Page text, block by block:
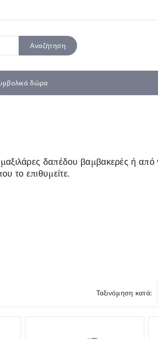
Αναζήτηση
δώρα
μαξιλάρες δαπέδου βαμβακερές ή
το επιθυμείτε.
Ταξινόμηση κατά: